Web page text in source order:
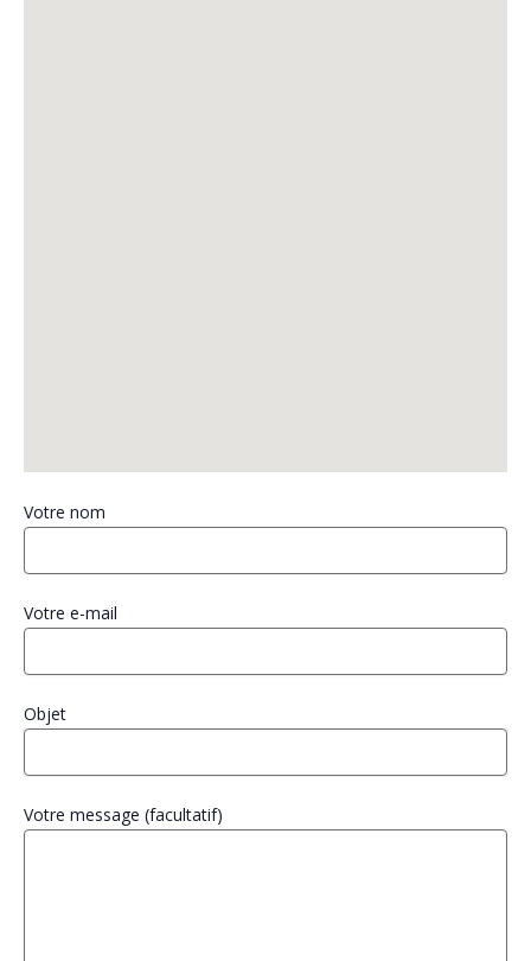
Votre nom
Votre e-mail
Objet
Votre message (facultatif)